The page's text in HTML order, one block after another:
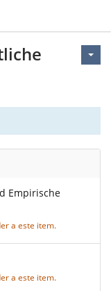
Empirische
a este item.
a este item.